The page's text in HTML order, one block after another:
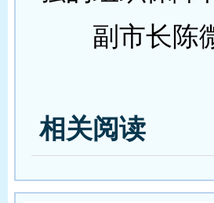
副市长陈微
相关阅读